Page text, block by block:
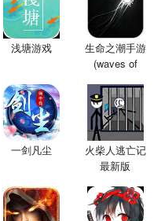
浅塘游戏
生命之潮手游
(waves of
一剑凡尘
火柴人逃亡记
最新版